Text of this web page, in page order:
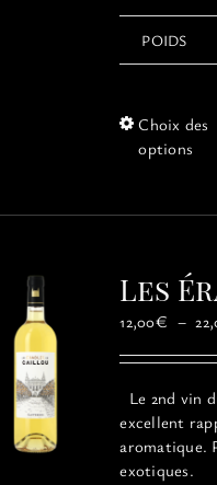
POIDS
Choix des
options
Les
12,00€ –
Le 2nd vin
excellent
aromatique.
exotiques.